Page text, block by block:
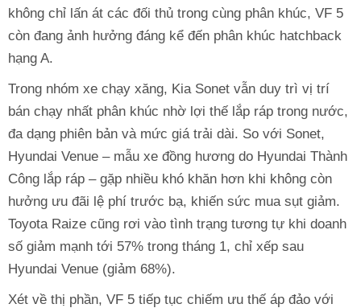
không chỉ lấn át các đối thủ trong cùng phân khúc, VF 5
còn đang ảnh hưởng đáng kể đến phân khúc hatchback
hạng A.
Trong nhóm xe chạy xăng, Kia Sonet vẫn duy trì vị trí
bán chạy nhất phân khúc nhờ lợi thế lắp ráp trong nước,
đa dạng phiên bản và mức giá trải dài. So với Sonet,
Hyundai Venue – mẫu xe đồng hương do Hyundai Thành
Công lắp ráp – gặp nhiều khó khăn hơn khi không còn
hưởng ưu đãi lệ phí trước bạ, khiến sức mua sụt giảm.
Toyota Raize cũng rơi vào tình trạng tương tự khi doanh
số giảm mạnh tới 57% trong tháng 1, chỉ xếp sau
Hyundai Venue (giảm 68%).
Xét về thị phần, VF 5 tiếp tục chiếm ưu thế áp đảo với